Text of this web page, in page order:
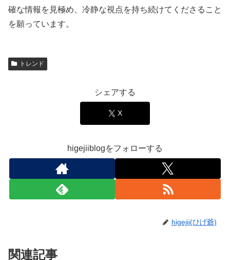
確な情報を見極め、冷静な視点を持ち続けてくださること
を願っています。
トレンド
シェアする
X
higejiiblogをフォローする
higejii(ひげ爺)
関連記事